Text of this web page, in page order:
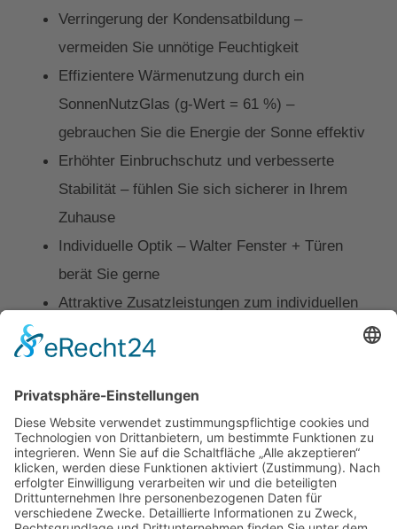
Verringerung der Kondensatbildung –
vermeiden Sie unnötige Feuchtigkeit
Effizientere Wärmenutzung durch ein
SonnenNutzGlas (g-Wert = 61 %) –
gebrauchen Sie die Energie der Sonne effektiv
Erhöhter Einbruchschutz und verbesserte
Stabilität – fühlen Sie sich sicherer in Ihrem
Zuhause
Individuelle Optik – Walter Fenster + Türen
berät Sie gerne
Attraktive Zusatzleistungen zum individuellen
Preis – sichern Sie sich z. B. 15 Jahre Garantie
auf die Scheibe
Mehr Infos zum NordhessenFenster